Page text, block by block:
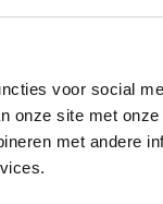
voor social
onze site met
met andere
Gekoppeld aan